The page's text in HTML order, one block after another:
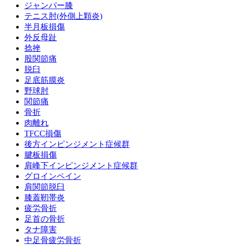
ジャンパー膝
テニス肘(外側上顆炎)
半月板損傷
外反母趾
捻挫
股関節痛
脱臼
足底筋膜炎
野球肘
関節痛
骨折
肉離れ
TFCC損傷
後方インピンジメント症候群
腱板損傷
肩峰下インピンジメント症候群
グロインペイン
肩関節脱臼
膝蓋靭帯炎
疲労骨折
足首の骨折
タナ障害
中足骨疲労骨折